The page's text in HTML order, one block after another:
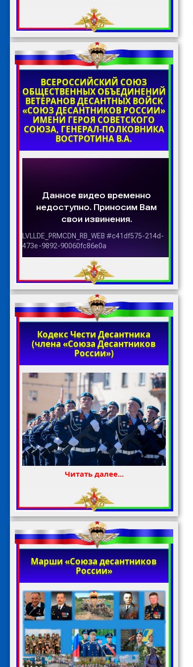
ВСЕРОССИЙСКИЙ СОЮЗ
ОБЩЕСТВЕННЫХ ОБЪЕДИНЕНИЙ
ВЕТЕРАНОВ ДЕСАНТНЫХ ВОЙСК
«СОЮЗ ДЕСАНТНИКОВ РОССИИ»
ИМЕНИ ГЕРОЯ СОВЕТСКОГО
СОЮЗА, ГЕНЕРАЛ-ПОЛКОВНИКА
ВОСТРОТИНА В.А.
Кодекс Чести Десантника
(члена «Союза Десантников
России»)
Читать далее...
Марши «Союза десантников
России»